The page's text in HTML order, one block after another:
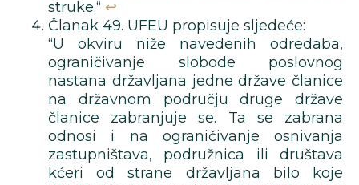
struke.“ ↩︎
Članak 49. UFEU propisuje sljedeće:
“U okviru niže navedenih odredaba,
ograničivanje slobode poslovnog
nastana državljana jedne države članice
na državnom području druge države
članice zabranjuje se. Ta se zabrana
odnosi i na ograničivanje osnivanja
zastupništava, podružnica ili društava
kćeri od strane državljana bilo koje